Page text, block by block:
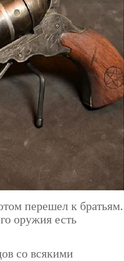
перешел к братьям.
оружия есть
со всякими